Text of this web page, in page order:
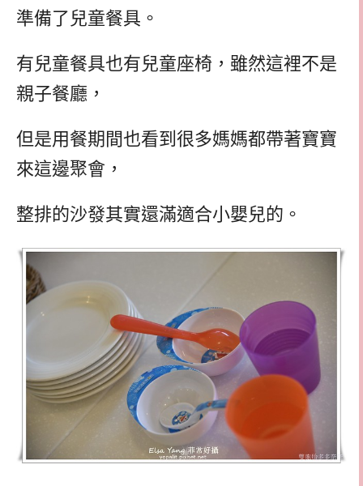
準備了兒童餐具。
有兒童餐具也有兒童座椅，雖然這裡不是
親子餐廳，
但是用餐期間也看到很多媽媽都帶著寶寶
來這邊聚會，
整排的沙發其實還滿適合小嬰兒的。